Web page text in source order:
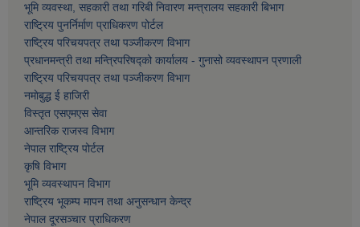
भूमि व्यवस्था, सहकारी तथा गरिबी निवारण मन्त्रालय सहकारी बिभाग
राष्ट्रिय पुनर्निर्माण प्राधिकरण पोर्टल
राष्ट्रिय परिचयपत्र तथा पञ्जीकरण विभाग
प्रधानमन्त्री तथा मन्त्रिपरिषद्को कार्यालय - गुनासो व्यवस्थापन प्रणाली
राष्ट्रिय परिचयपत्र तथा पञ्जीकरण विभाग
नमाेबुद्ध ई हाजिरी
विस्तृत एसएमएस सेवा
आन्तरिक राजस्व विभाग
नेपाल राष्ट्रिय पोर्टल
कृषि विभाग
भूमि व्यवस्थापन विभाग
राष्ट्रिय भूकम्प मापन तथा अनुसन्धान केन्द्र
नेपाल दूरसञ्चार प्राधिकरण